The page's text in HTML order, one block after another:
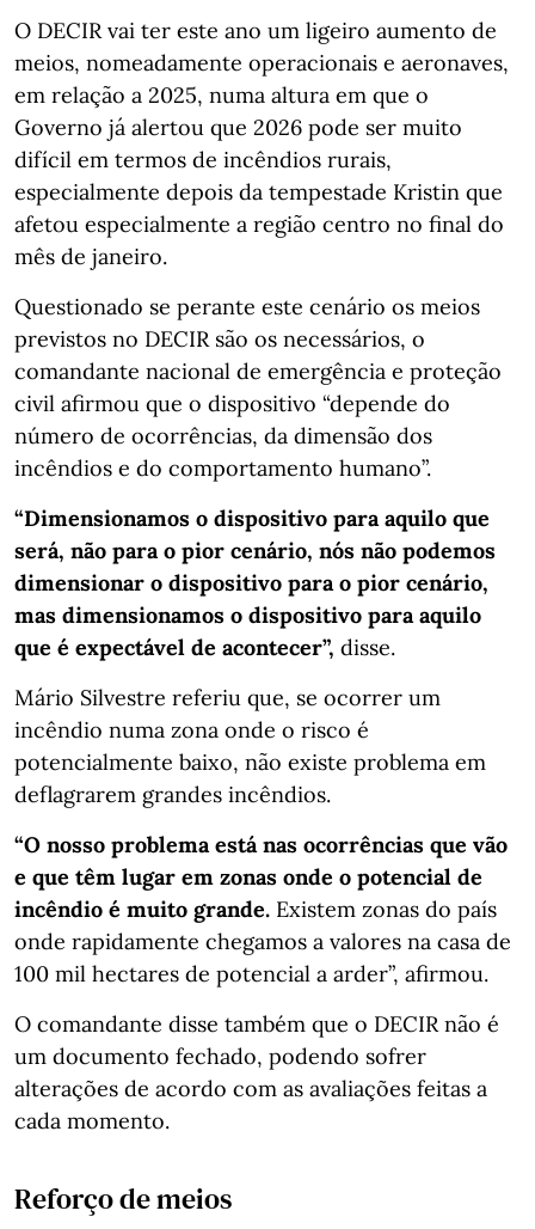
O DECIR vai ter este ano um ligeiro aumento de
meios, nomeadamente operacionais e aeronaves,
em relação a 2025, numa altura em que o
Governo já alertou que 2026 pode ser muito
difícil em termos de incêndios rurais,
especialmente depois da tempestade Kristin que
afetou especialmente a região centro no final do
mês de janeiro.
Questionado se perante este cenário os meios
previstos no DECIR são os necessários, o
comandante nacional de emergência e proteção
civil afirmou que o dispositivo “depende do
número de ocorrências, da dimensão dos
incêndios e do comportamento humano”.
“Dimensionamos o dispositivo para aquilo que
será, não para o pior cenário, nós não podemos
dimensionar o dispositivo para o pior cenário,
mas dimensionamos o dispositivo para aquilo
que é expectável de acontecer”, disse.
Mário Silvestre referiu que, se ocorrer um
incêndio numa zona onde o risco é
potencialmente baixo, não existe problema em
deflagrarem grandes incêndios.
“O nosso problema está nas ocorrências que vão
e que têm lugar em zonas onde o potencial de
incêndio é muito grande. Existem zonas do país
onde rapidamente chegamos a valores na casa de
100 mil hectares de potencial a arder”, afirmou.
O comandante disse também que o DECIR não é
um documento fechado, podendo sofrer
alterações de acordo com as avaliações feitas a
cada momento.
Reforço de meios